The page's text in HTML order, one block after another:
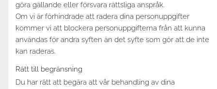
göra gällande eller försvara rättsliga anspråk.
Om vi är förhindrade att radera dina personuppgifter
kommer vi att blockera personuppgifterna från att kunna
användas för andra syften än det syfte som gör att de inte
kan raderas.
Rätt till begränsning
Du har rätt att begära att vår behandling av dina